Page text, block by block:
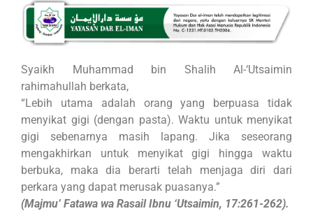
Syaikh Muhammad bin Shalih Al-‘Utsaimin
rahimahullah berkata,
“Lebih utama adalah orang yang berpuasa tidak
menyikat gigi (dengan pasta). Waktu untuk menyikat
gigi sebenarnya masih lapang. Jika seseorang
mengakhirkan untuk menyikat gigi hingga waktu
berbuka, maka dia berarti telah menjaga diri dari
perkara yang dapat merusak puasanya.”
(Majmu’ Fatawa wa Rasail Ibnu ‘Utsaimin, 17:261-262).